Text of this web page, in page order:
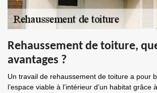
Rehaussement de toiture,
avantages ?
Un travail de rehaussement de toiture a pour
l’espace viable à l’intérieur d’un habitat grâce